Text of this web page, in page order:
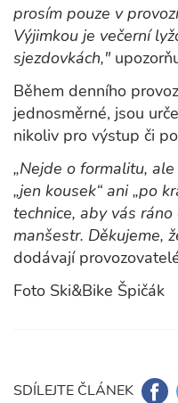
prosím pouze v
Výjimkou je večerní
sjezdovkách,"
Během denního
jednosměrné, jsou
nikoliv pro výstup či
„Nejde o formalitu,
„jen kousek“ ani „po
technice, aby vás
manšestr. Děkujeme,
dodávají
Foto Ski&Bike Špičák
SDÍLEJTE ČLÁNEK